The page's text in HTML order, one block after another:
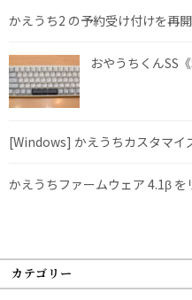
かえうち2 の予約受け付けを再
おやうちくんSS
[Windows] かえうちカスタマイ
かえうちファームウェア 4.1β を
カテゴリー